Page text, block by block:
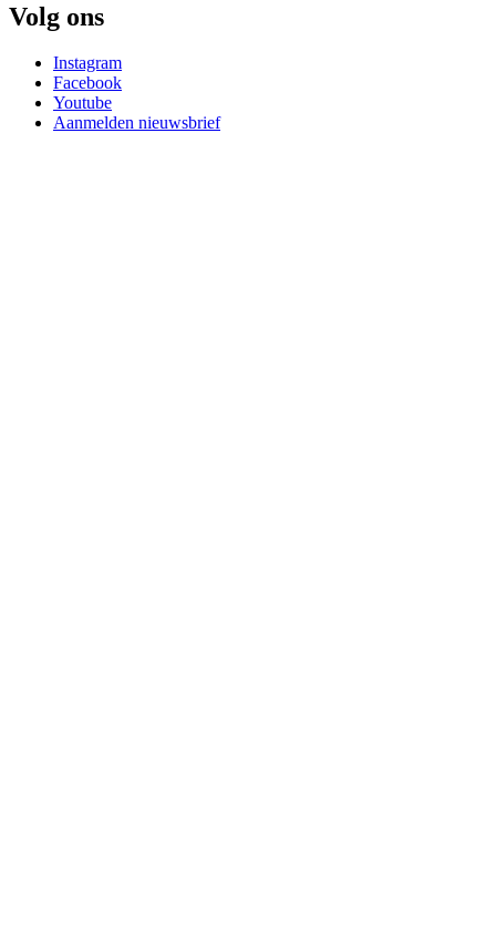
Volg ons
Instagram
Facebook
Youtube
Aanmelden nieuwsbrief